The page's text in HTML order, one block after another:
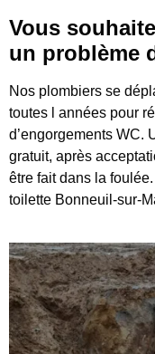
Vous
un problème
Nos plombiers se
toutes l années pour
d’engorgements WC.
gratuit, après
être fait dans la
toilette Bonneuil-sur-